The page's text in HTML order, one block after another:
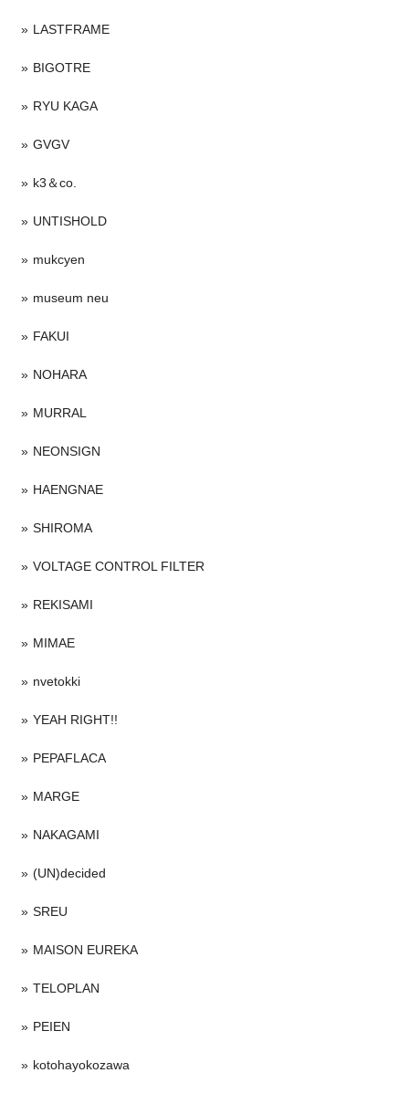
LASTFRAME
BIGOTRE
RYU KAGA
GVGV
k3＆co.
UNTISHOLD
mukcyen
museum neu
FAKUI
NOHARA
MURRAL
NEONSIGN
HAENGNAE
SHIROMA
VOLTAGE CONTROL FILTER
REKISAMI
MIMAE
nvetokki
YEAH RIGHT!!
PEPAFLACA
MARGE
NAKAGAMI
(UN)decided
SREU
MAISON EUREKA
TELOPLAN
PEIEN
kotohayokozawa